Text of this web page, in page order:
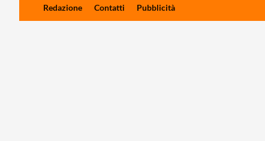
Redazione Contatti Pubblicità